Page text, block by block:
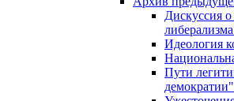
Дискуссия
Идеология
Пути
демократии"